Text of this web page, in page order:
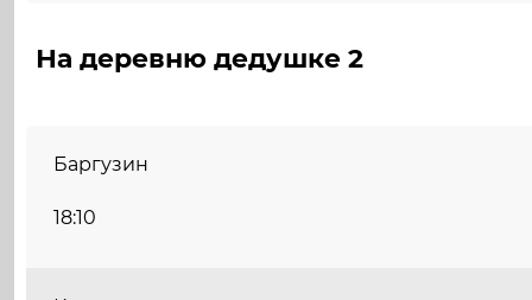
На деревню дедушке 2
Баргузин
18:10